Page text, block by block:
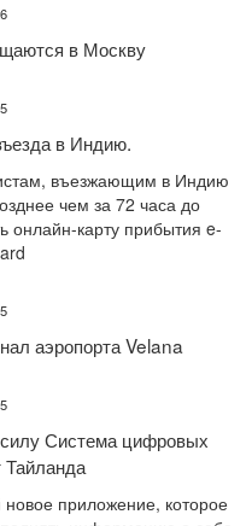
в Москву
в Индию.
въезжающим в Индию
чем за 72 часа до
онлайн-карту прибытия e-
аэропорта Velana
Система цифровых
Тайланда
приложение, которое